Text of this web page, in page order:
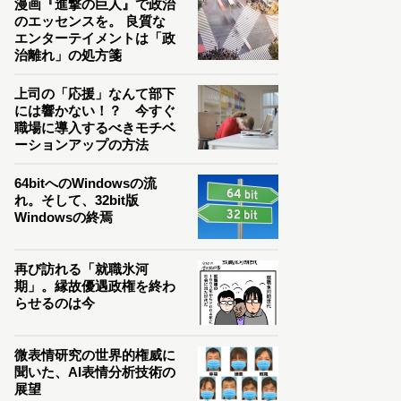
漫画『進撃の巨人』で政治
のエッセンスを。 良質な
エンターテイメントは「政
治離れ」の処方箋
上司の「応援」なんて部下
には響かない！？ 今すぐ
職場に導入するべきモチベ
ーションアップの方法
64bitへのWindowsの流
れ。そして、32bit版
Windowsの終焉
再び訪れる「就職氷河
期」。縁故優遇政権を終わ
らせるのは今
微表情研究の世界的権威に
聞いた、AI表情分析技術の
展望